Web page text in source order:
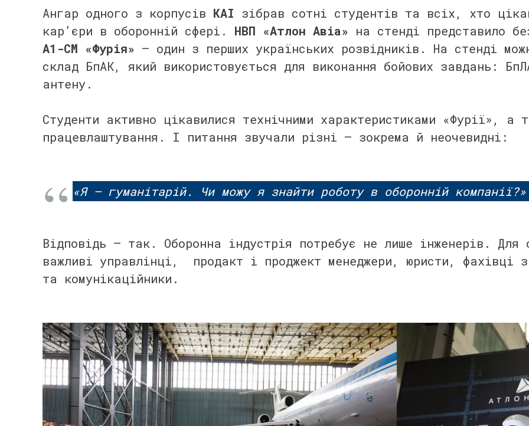
Ангар одного з корпусів КАІ зібрав сотні студентів та всіх, хто
кар’єри в оборонній сфері. НВП «Атлон Авіа» на стенді представило
А1-СМ «Фурія» — один з перших українських розвідників. На стенді
склад БпАК, який використовується для виконання бойових завдань:
антену.
Студенти активно цікавилися технічними характеристиками «Фурії», а
працевлаштування. І питання звучали різні — зокрема й неочевидні:
«Я — гуманітарій. Чи можу я знайти роботу в оборонній компанії?»
Відповідь — так. Оборонна індустрія потребує не лише інженерів. Для
важливі управлінці, продакт і проджект менеджери, юристи, фахівці
та комунікаційники.